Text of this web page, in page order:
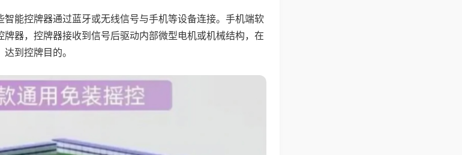
智能控牌器通过蓝牙或无线信号与手机等设备连接。手机端软
器，控牌器接收到信号后驱动内部微型电机或机械结构，在
到控牌目的。